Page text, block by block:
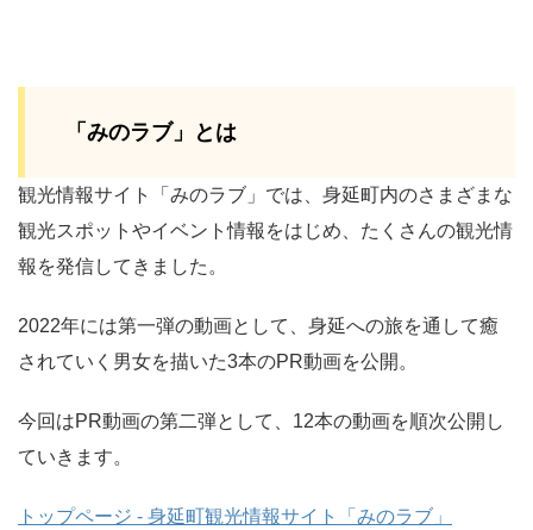
「みのラブ」とは
観光情報サイト「みのラブ」では、身延町内のさまざまな
観光スポットやイベント情報をはじめ、たくさんの観光情
報を発信してきました。
2022年には第一弾の動画として、身延への旅を通して癒
されていく男女を描いた3本のPR動画を公開。
今回はPR動画の第二弾として、12本の動画を順次公開し
ていきます。
トップページ - 身延町観光情報サイト「みのラブ」